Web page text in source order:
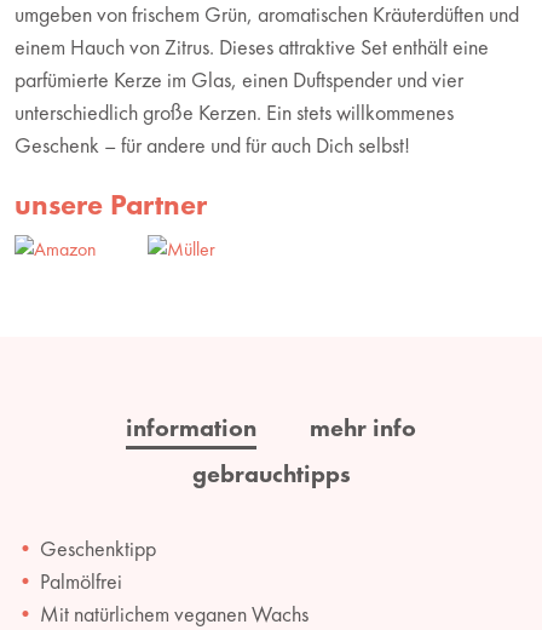
umgeben von frischem Grün, aromatischen Kräuterdüften und
einem Hauch von Zitrus. Dieses attraktive Set enthält eine
parfümierte Kerze im Glas, einen Duftspender und vier
unterschiedlich große Kerzen. Ein stets willkommenes
Geschenk – für andere und für auch Dich selbst!
unsere Partner
information
mehr info
gebrauchtipps
Geschenktipp
Palmölfrei
Mit natürlichem veganen Wachs